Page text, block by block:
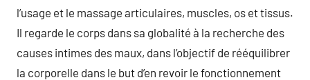
l’usage et le massage articulaires, muscles, os et tissus.
Il regarde le corps dans sa globalité à la recherche des
causes intimes des maux, dans l’objectif de rééquilibrer
la corporelle dans le but d’en revoir le fonctionnement